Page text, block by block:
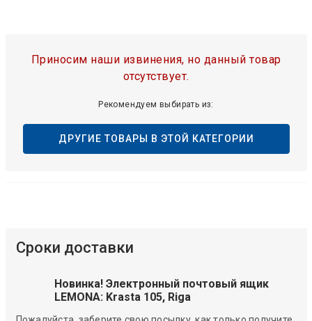
Приносим наши извинения, но данный товар
отсутствует.
Рекомендуем выбирать из:
ДРУГИЕ ТОВАРЫ В ЭТОЙ КАТЕГОРИИ
Сроки доставки
Новинка! Электронный почтовый ящик
LEMONA: Krasta 105, Riga